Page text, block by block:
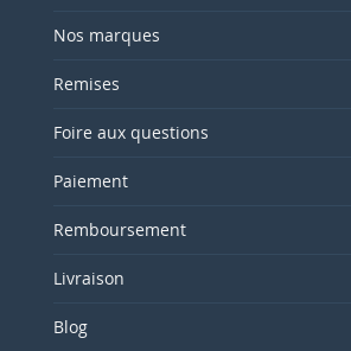
Nos marques
Remises
Foire aux questions
Paiement
Remboursement
Livraison
Blog